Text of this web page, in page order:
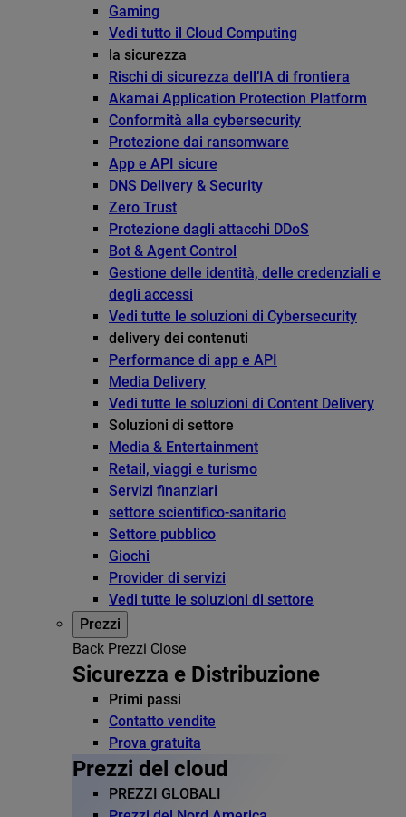
Gaming
Vedi tutto il Cloud Computing
la sicurezza
Rischi di sicurezza dell’IA di frontiera
Akamai Application Protection Platform
Conformità alla cybersecurity
Protezione dai ransomware
App e API sicure
DNS Delivery & Security
Zero Trust
Protezione dagli attacchi DDoS
Bot & Agent Control
Gestione delle identità, delle credenziali e
degli accessi
Vedi tutte le soluzioni di Cybersecurity
delivery dei contenuti
Performance di app e API
Media Delivery
Vedi tutte le soluzioni di Content Delivery
Soluzioni di settore
Media & Entertainment
Retail, viaggi e turismo
Servizi finanziari
settore scientifico-sanitario
Settore pubblico
Giochi
Provider di servizi
Vedi tutte le soluzioni di settore
Prezzi
Back Prezzi Close
Sicurezza e Distribuzione
Primi passi
Contatto vendite
Prova gratuita
Prezzi del cloud
PREZZI GLOBALI